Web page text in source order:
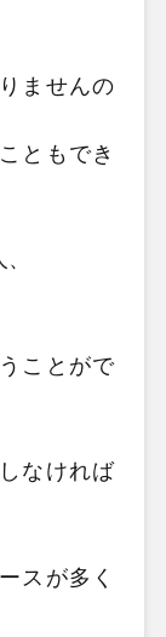
ませんの
ともでき
ことがで
なければ
スが多く